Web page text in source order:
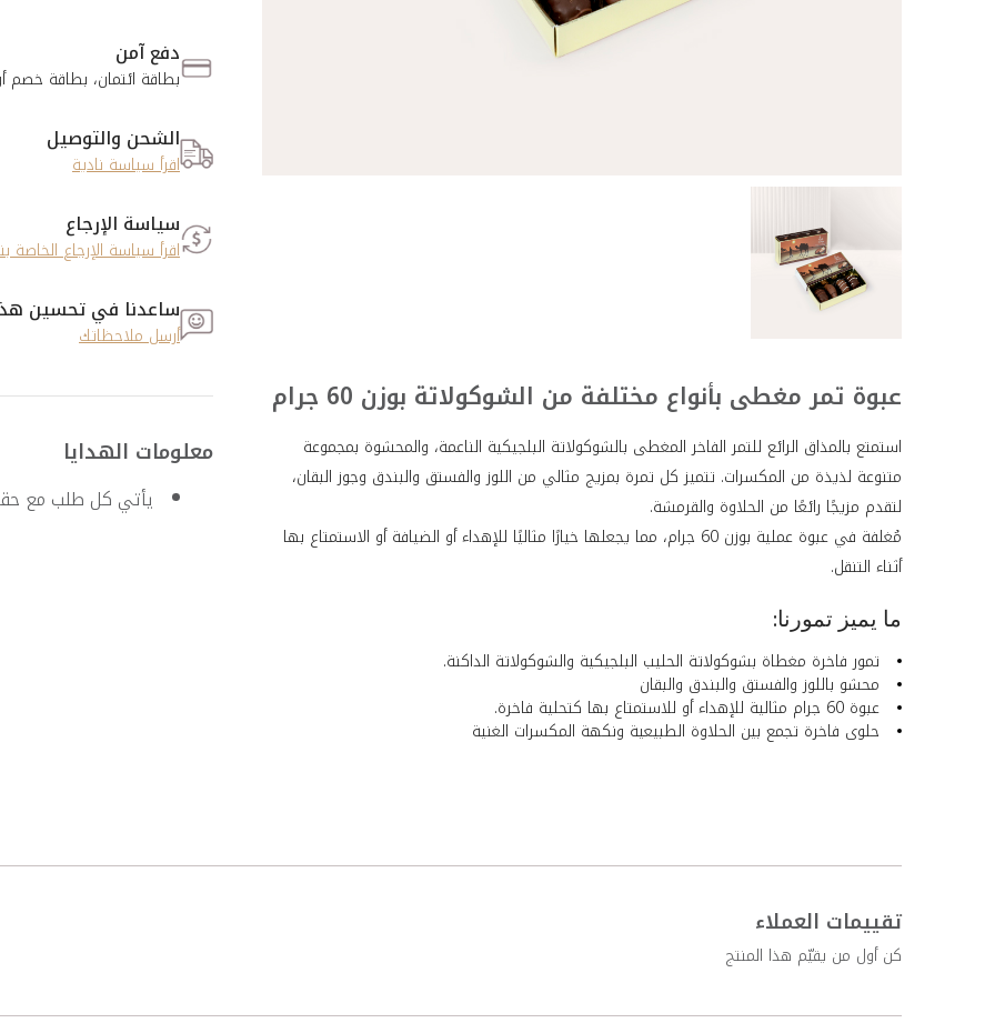
عبوة تمر مغطى بأنواع مختلفة من الشوكولاتة بوزن 60 جرام
استمتع بالمذاق الرائع للتمر الفاخر المغطى بالشوكولاتة البلجيكية الناعمة، والمحشوة بمجموعة
متنوعة لذيذة من المكسرات. تتميز كل تمرة بمزيج مثالي من اللوز والفستق والبندق وجوز البقان،
لتقدم مزيجًا رائعًا من الحلاوة والقرمشة.
مُغلفة في عبوة عملية بوزن 60 جرام، مما يجعلها خيارًا مثاليًا للإهداء أو الضيافة أو الاستمتاع بها
أثناء التنقل.
ما يميز تمورنا:
تمور فاخرة مغطاة بشوكولاتة الحليب البلجيكية والشوكولاتة الداكنة.
محشو باللوز والفستق والبندق والبقان
عبوة 60 جرام مثالية للإهداء أو للاستمتاع بها كتحلية فاخرة.
حلوى فاخرة تجمع بين الحلاوة الطبيعية ونكهة المكسرات الغنية
دفع آمن
بطاقة ائتمان، بطاقة خصم
الشحن والتوصيل
اقرأ سياسة نادية
سياسة الإرجاع
اقرأ سياسة الإرجاع الخاصة
ساعدنا في تحسين
أرسل ملاحظاتك
معلومات الهدايا
يأتي كل طلب مع
تقييمات العملاء
كن أول من يقيّم هذا المنتج